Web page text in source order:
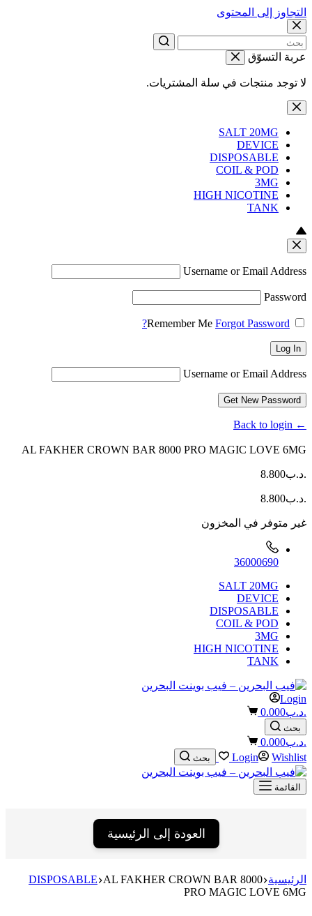
التجاوز إلى المحتوى
عربة التسوّق
لا توجد منتجات في سلة المشتريات.
SALT 20MG
DEVICE
DISPOSABLE
COIL & POD
3MG
HIGH NICOTINE
TANK
Username or Email Address
Password
Remember Me Forgot Password?
Log In
Username or Email Address
Get New Password
← Back to login
AL FAKHER CROWN BAR 8000 PRO MAGIC LOVE 6MG
.د.ب8.800
.د.ب8.800
غير متوفر في المخزون
36000690
SALT 20MG
DEVICE
DISPOSABLE
COIL & POD
3MG
HIGH NICOTINE
TANK
Login
Shopping
cart
.د.ب0.000
بحث
Shopping
cart
.د.ب0.000
Login
Wishlist بحث
القائمة
العودة إلى الرئيسية
الرئيسية DISPOSABLE AL FAKHER CROWN BAR 8000
PRO MAGIC LOVE 6MG